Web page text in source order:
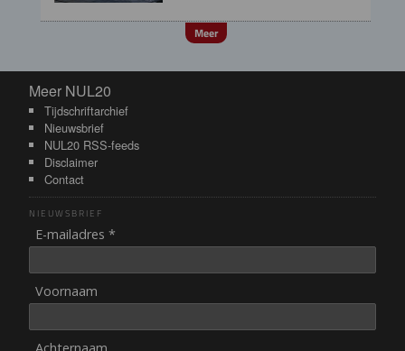
Meer
Meer NUL20
Meer NUL20
Tijdschriftarchief
Nieuwsbrief
NUL20 RSS-feeds
Disclaimer
Contact
NIEUWSBRIEF
E-mailadres *
Voornaam